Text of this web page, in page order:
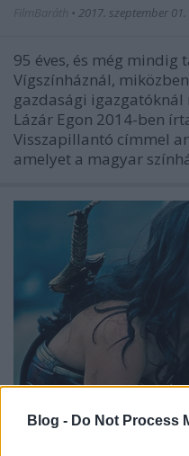
Blog - Do Not Process
• 2017. szeptember 01.
95 éves, és még mindig
Vígszínháznál,
gazdasági
Lázár Egon 2014-ben
Visszapillantó címmel
amelyet a magyar